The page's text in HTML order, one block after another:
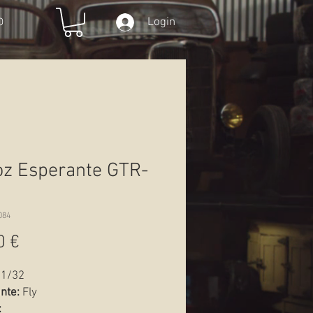
Login
Esperante GTR-
€
1/32
Fly